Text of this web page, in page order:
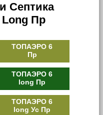
Септика
Пр
ТОПАЭРО 6
Пр
ТОПАЭРО 6
long Пр
ТОПАЭРО 6
long Ус Пр